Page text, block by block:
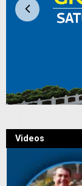
Videos